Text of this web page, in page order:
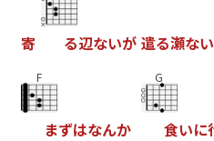
寄 る辺ないが 遣る瀬ない
F
まずはなんか
G
食いに